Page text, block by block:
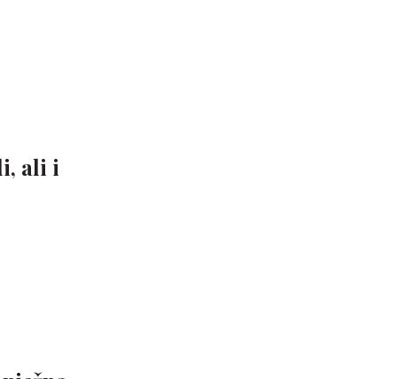
ali i